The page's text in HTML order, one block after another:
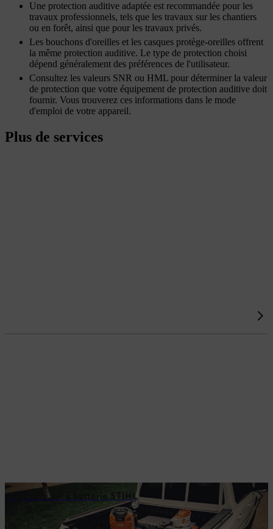
Une protection auditive adaptée est recommandée pour les
travaux professionnels, tels que les travaux sur les chantiers
ou en forêt, ainsi que pour les travaux privés.
Les bouchons d'oreilles et les casques protège-oreilles offrent
la même protection auditive. Le type de protection choisi
dépend généralement des préférences de l'utilisateur.
Consultez les valeurs SNR ou HML pour déterminer la valeur
de protection que votre équipement de protection auditive doit
fournir. Vous trouverez ces informations dans le mode
d'emploi de votre appareil.
Plus de services
Système AP à batterie STIHL